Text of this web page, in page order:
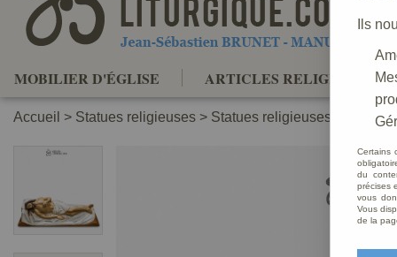
MOBILIER D'ÉGLISE ARTICLES RELIGIEUX
Accueil > Statues religieuses > Statues religieuses du Christ
Ils
Certains
du
précises
vous
Vous
de la